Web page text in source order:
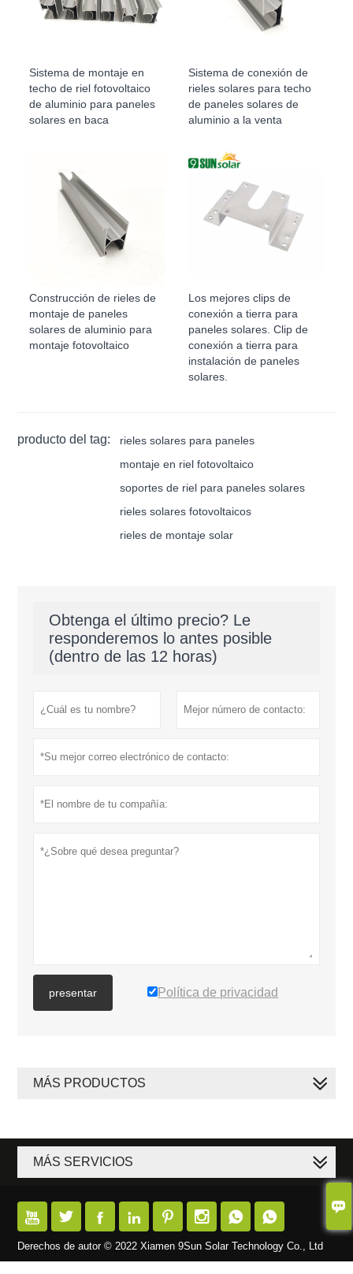

Sistema de montaje en
techo de riel fotovoltaico
de aluminio para paneles
solares en baca
Sistema de conexión de
rieles solares para techo
de paneles solares de
aluminio a la venta
Construcción de rieles de
montaje de paneles
solares de aluminio para
montaje fotovoltaico
Los mejores clips de
conexión a tierra para
paneles solares. Clip de
conexión a tierra para
instalación de paneles
solares.
producto del tag:
rieles solares para paneles
montaje en riel fotovoltaico
soportes de riel para paneles solares
rieles solares fotovoltaicos
rieles de montaje solar
Obtenga el último precio? Le
responderemos lo antes posible
(dentro de las 12 horas)
presentar Política de privacidad
MÁS PRODUCTOS
MÁS SERVICIOS
       
Derechos de autor © 2022 Xiamen 9Sun Solar Technology Co., Ltd